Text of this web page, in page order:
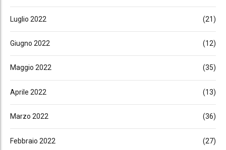
Luglio 2022 (21)
Giugno 2022 (12)
Maggio 2022 (35)
Aprile 2022 (13)
Marzo 2022 (36)
Febbraio 2022 (27)